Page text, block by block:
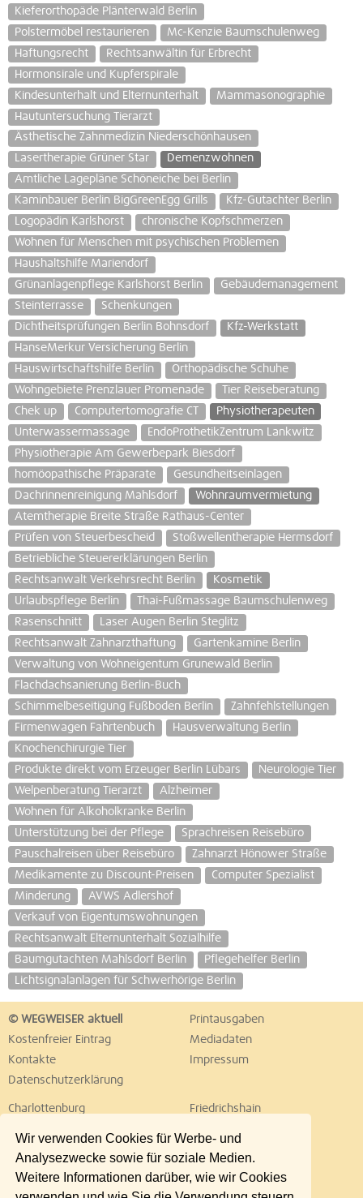
Wir verwenden Cookies für Werbe- und
Analysezwecke sowie für soziale Medien.
Weitere Informationen darüber, wie wir Cookies
Kieferorthopäde Plänterwald Berlin
Polstermöbel restaurieren
Mc-Kenzie Baumschulenweg
Haftungsrecht
Rechtsanwältin für Erbrecht
Hormonsirale und Kupferspirale
Kindesunterhalt und Elternunterhalt
Mammasonographie
Hautuntersuchung Tierarzt
Ästhetische Zahnmedizin Niederschönhausen
Lasertherapie Grüner Star
Demenzwohnen
Amtliche Lagepläne Schöneiche bei Berlin
Kaminbauer Berlin BigGreenEgg Grills
Kfz-Gutachter Berlin
Logopädin Karlshorst
chronische Kopfschmerzen
Wohnen für Menschen mit psychischen Problemen
Haushaltshilfe Mariendorf
Grünanlagenpflege Karlshorst Berlin
Gebäudemanagement
Steinterrasse
Schenkungen
Dichtheitsprüfungen Berlin Bohnsdorf
Kfz-Werkstatt
HanseMerkur Versicherung Berlin
Hauswirtschaftshilfe Berlin
Orthopädische Schuhe
Wohngebiete Prenzlauer Promenade
Tier Reiseberatung
Chek up
Computertomografie CT
Physiotherapeuten
Unterwassermassage
EndoProthetikZentrum Lankwitz
Physiotherapie Am Gewerbepark Biesdorf
homöopathische Präparate
Gesundheitseinlagen
Dachrinnenreinigung Mahlsdorf
Wohnraumvermietung
Atemtherapie Breite Straße Rathaus-Center
Prüfen von Steuerbescheid
Stoßwellentherapie Hermsdorf
Betriebliche Steuererklärungen Berlin
Rechtsanwalt Verkehrsrecht Berlin
Kosmetik
Urlaubspflege Berlin
Thai-Fußmassage Baumschulenweg
Rasenschnitt
Laser Augen Berlin Steglitz
Rechtsanwalt Zahnarzthaftung
Gartenkamine Berlin
Verwaltung von Wohneigentum Grunewald Berlin
Flachdachsanierung Berlin-Buch
Schimmelbeseitigung Fußboden Berlin
Zahnfehlstellungen
Firmenwagen Fahrtenbuch
Hausverwaltung Berlin
Knochenchirurgie Tier
Produkte direkt vom Erzeuger Berlin Lübars
Neurologie Tier
Welpenberatung Tierarzt
Alzheimer
Wohnen für Alkoholkranke Berlin
Unterstützung bei der Pflege
Sprachreisen Reisebüro
Pauschalreisen über Reisebüro
Zahnarzt Hönower Straße
Medikamente zu Discount-Preisen
Computer Spezialist
Minderung
AVWS Adlershof
Verkauf von Eigentumswohnungen
Rechtsanwalt Elternunterhalt Sozialhilfe
Baumgutachten Mahlsdorf Berlin
Pflegehelfer Berlin
Lichtsignalanlagen für Schwerhörige Berlin
© WEGWEISER aktuell
Printausgaben
Kostenfreier Eintrag
Mediadaten
Kontakte
Impressum
Datenschutzerklärung
Charlottenburg
Friedrichshain
Lichtenberg
Marzahn
Neukölln